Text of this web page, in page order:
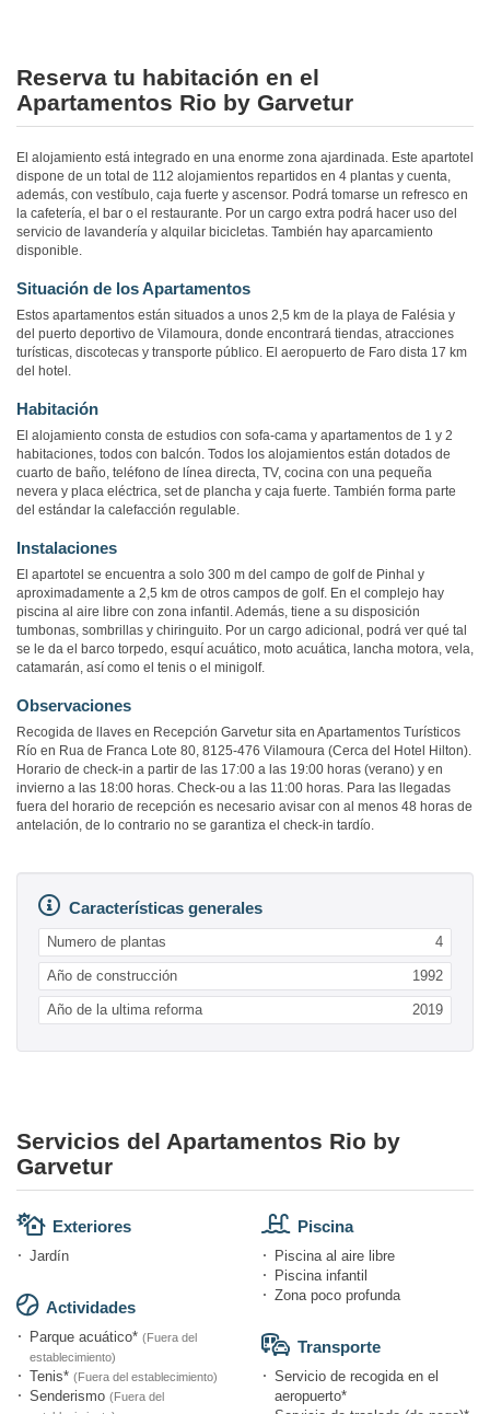
Reserva tu habitación en el
Apartamentos Rio by Garvetur
El alojamiento está integrado en una enorme zona ajardinada. Este apartotel
dispone de un total de 112 alojamientos repartidos en 4 plantas y cuenta,
además, con vestíbulo, caja fuerte y ascensor. Podrá tomarse un refresco en
la cafetería, el bar o el restaurante. Por un cargo extra podrá hacer uso del
servicio de lavandería y alquilar bicicletas. También hay aparcamiento
disponible.
Situación de los Apartamentos
Estos apartamentos están situados a unos 2,5 km de la playa de Falésia y
del puerto deportivo de Vilamoura, donde encontrará tiendas, atracciones
turísticas, discotecas y transporte público. El aeropuerto de Faro dista 17 km
del hotel.
Habitación
El alojamiento consta de estudios con sofa-cama y apartamentos de 1 y 2
habitaciones, todos con balcón. Todos los alojamientos están dotados de
cuarto de baño, teléfono de línea directa, TV, cocina con una pequeña
nevera y placa eléctrica, set de plancha y caja fuerte. También forma parte
del estándar la calefacción regulable.
Instalaciones
El apartotel se encuentra a solo 300 m del campo de golf de Pinhal y
aproximadamente a 2,5 km de otros campos de golf. En el complejo hay
piscina al aire libre con zona infantil. Además, tiene a su disposición
tumbonas, sombrillas y chiringuito. Por un cargo adicional, podrá ver qué tal
se le da el barco torpedo, esquí acuático, moto acuática, lancha motora, vela,
catamarán, así como el tenis o el minigolf.
Observaciones
Recogida de llaves en Recepción Garvetur sita en Apartamentos Turísticos
Río en Rua de Franca Lote 80, 8125-476 Vilamoura (Cerca del Hotel Hilton).
Horario de check-in a partir de las 17:00 a las 19:00 horas (verano) y en
invierno a las 18:00 horas. Check-ou a las 11:00 horas. Para las llegadas
fuera del horario de recepción es necesario avisar con al menos 48 horas de
antelación, de lo contrario no se garantiza el check-in tardío.
Características generales
Numero de plantas 4
Año de construcción 1992
Año de la ultima reforma 2019
Servicios del Apartamentos Rio by
Garvetur
Exteriores
Jardín
Actividades
Parque acuático* (Fuera del
establecimiento)
Tenis* (Fuera del establecimiento)
Senderismo (Fuera del
Piscina
Piscina al aire libre
Piscina infantil
Zona poco profunda
Transporte
Servicio de recogida en el
aeropuerto*